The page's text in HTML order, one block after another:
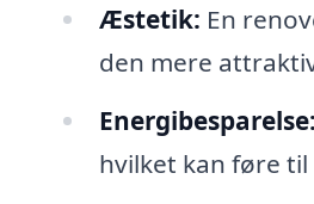
Æstetik: En
den mere
Energibesparelse:
hvilket kan føre